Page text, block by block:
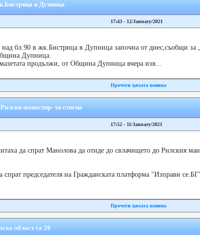
в Дупница
17:43 - 12/January/2021
над бл.90 в жк.Бистрица в Дупница започна от днес,съобщи за
Дупница.
продължи, от Община Дупница вчера изв...
Прочети цялата новина
манастир- тя стигна
17:52 - 11/January/2021
да спрат Манолова да отиде до свлачището до Рилския
спрат председателя на Гражданската платформа "Изправи
Прочети цялата новина
област са 20